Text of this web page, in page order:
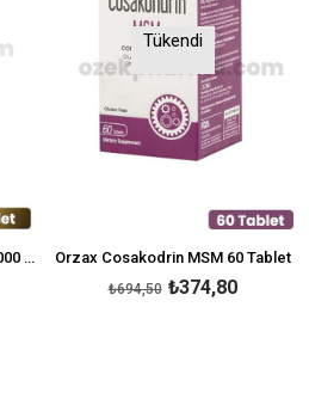
Solgar Glucosamine Sulfate 1000 mg
Tükendi
Orzax Cosakodrin MSM 60 Tablet
₺374,80
₺694,50